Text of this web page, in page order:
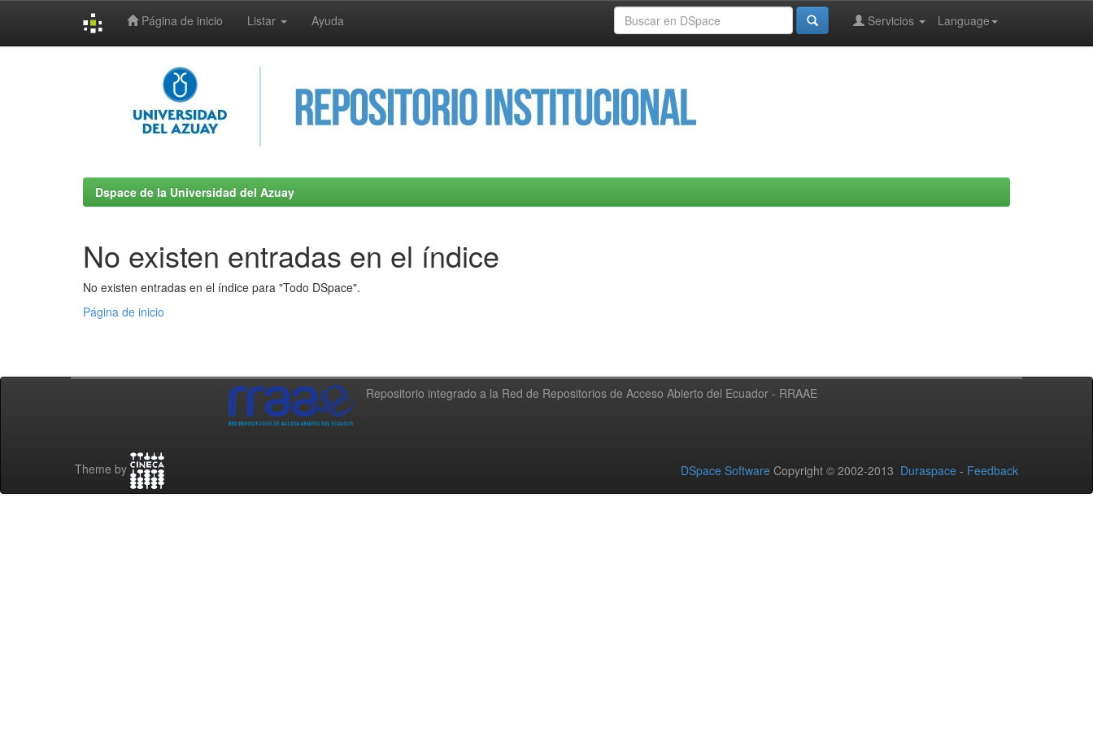
Página de inicio Listar Ayuda Language
Servicios
Dspace de la Universidad del Azuay
No existen entradas en el índice
No existen entradas en el índice para "Todo DSpace".
Página de inicio
Repositorio integrado a la Red de Repositorios de Acceso Abierto del Ecuador - RRAAE
Theme by DSpace Software Copyright © 2002-2013 Duraspace - Feedback